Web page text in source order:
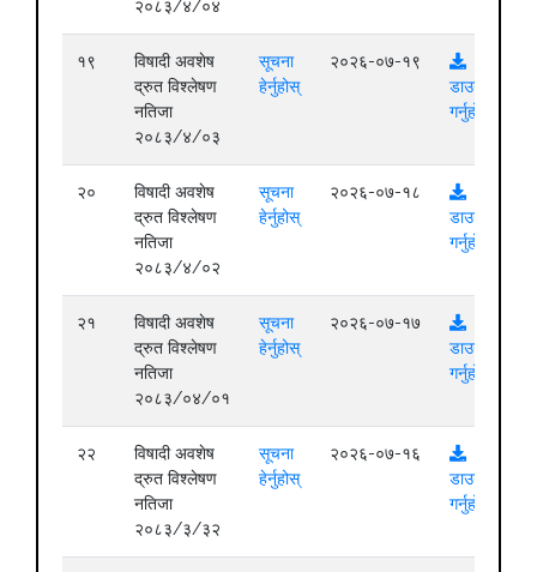
२०८३/४/०४
१९
विषादी अवशेष
द्रुत विश्लेषण
नतिजा
२०८३/४/०३
सूचना
हेर्नुहोस्
२०२६-०७-१९
डाउनलोड
गर्नुहोस्
२०
विषादी अवशेष
द्रुत विश्लेषण
नतिजा
२०८३/४/०२
सूचना
हेर्नुहोस्
२०२६-०७-१८
डाउनलोड
गर्नुहोस्
२१
विषादी अवशेष
द्रुत विश्लेषण
नतिजा
२०८३/०४/०१
सूचना
हेर्नुहोस्
२०२६-०७-१७
डाउनलोड
गर्नुहोस्
२२
विषादी अवशेष
द्रुत विश्लेषण
नतिजा
२०८३/३/३२
सूचना
हेर्नुहोस्
२०२६-०७-१६
डाउनलोड
गर्नुहोस्